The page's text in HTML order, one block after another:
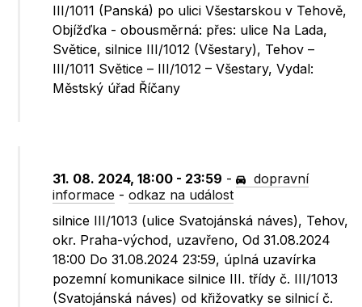
III/1011 (Panská) po ulici Všestarskou v Tehově,
Objížďka - obousměrná: přes: ulice Na Lada,
Světice, silnice III/1012 (Všestary), Tehov –
III/1011 Světice – III/1012 – Všestary, Vydal:
Městský úřad Říčany
31. 08. 2024, 18:00 - 23:59 -
dopravní
informace -odkaz na událost
silnice III/1013 (ulice Svatojánská náves), Tehov,
okr. Praha-východ, uzavřeno, Od 31.08.2024
18:00 Do 31.08.2024 23:59, úplná uzavírka
pozemní komunikace silnice III. třídy č. III/1013
(Svatojánská náves) od křižovatky se silnicí č.